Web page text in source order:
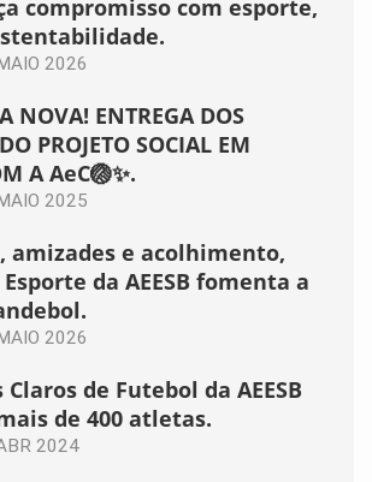
compromisso com esporte,
2026
NOVA! ENTREGA DOS
PROJETO SOCIAL EM
A AeC🏐✨.
2025
amizades e acolhimento,
da AEESB fomenta a
2026
de Futebol da AEESB
de 400 atletas.
2024